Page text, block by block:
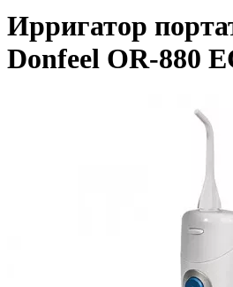
Ирригатор
Donfeel OR-880